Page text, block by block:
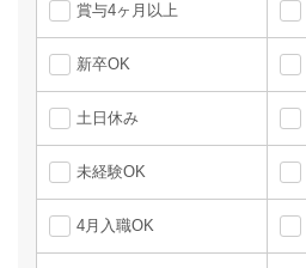
賞与4ヶ月以上
新卒OK
土日休み
未経験OK
4月入職OK